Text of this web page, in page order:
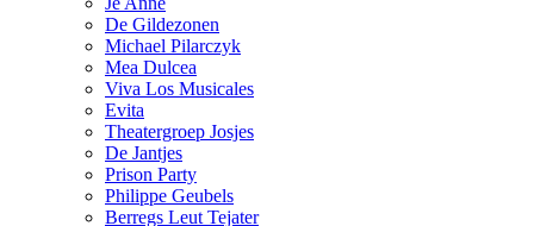
De Gildezonen
Michael Pilarczyk
Mea Dulcea
Viva Los Musicales
Evita
Theatergroep Josjes
De Jantjes
Prison Party
Philippe Geubels
Berregs Leut Tejater